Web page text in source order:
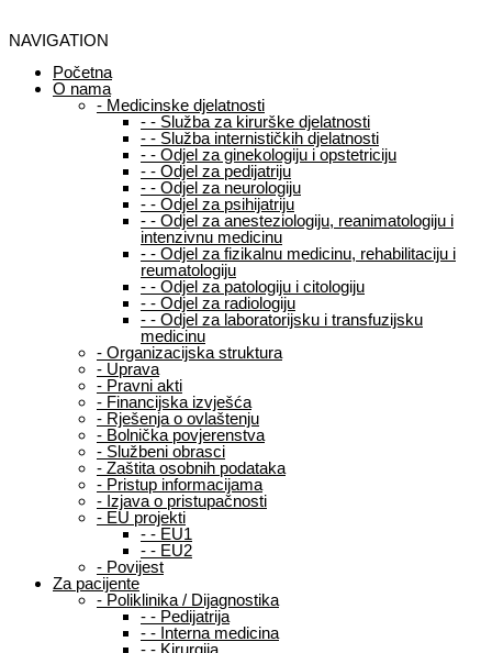
NAVIGATION
Početna
O nama
- Medicinske djelatnosti
- - Služba za kirurške djelatnosti
- - Služba internističkih djelatnosti
- - Odjel za ginekologiju i opstetriciju
- - Odjel za pedijatriju
- - Odjel za neurologiju
- - Odjel za psihijatriju
- - Odjel za anesteziologiju, reanimatologiju i
intenzivnu medicinu
- - Odjel za fizikalnu medicinu, rehabilitaciju i
reumatologiju
- - Odjel za patologiju i citologiju
- - Odjel za radiologiju
- - Odjel za laboratorijsku i transfuzijsku
medicinu
- Organizacijska struktura
- Uprava
- Pravni akti
- Financijska izvješća
- Rješenja o ovlaštenju
- Bolnička povjerenstva
- Službeni obrasci
- Zaštita osobnih podataka
- Pristup informacijama
- Izjava o pristupačnosti
- EU projekti
- - EU1
- - EU2
- Povijest
Za pacijente
- Poliklinika / Dijagnostika
- - Pedijatrija
- - Interna medicina
- - Kirurgija